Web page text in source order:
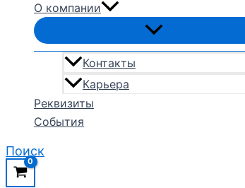
О компании
Контакты
Карьера
Реквизиты
События
Поиск